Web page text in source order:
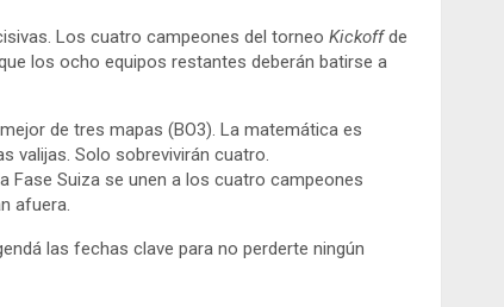
Los cuatro campeones del torneo Kickoffde
los ocho equipos restantes deberán batirse a
de tres mapas (BO3). La matemática es
valijas. Solo sobrevivirán cuatro.
Fase Suiza se unen a los cuatro campeones
afuera.
las fechas clave para no perderte ningún